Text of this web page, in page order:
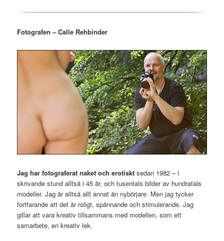
Fotografen – Calle Rehbinder
Jag har fotograferat naket och erotiskt sedan 1982 – i
skrivande stund alltså i 45 år, och tusentals bilder av hundratals
modeller. Jag är alltså allt annat än nybörjare. Men jag tycker
fortfarande att det är roligt, spännande och stimulerande. Jag
gillar att vara kreativ tillsammans med modellen, som ett
samarbete, en kreativ lek.